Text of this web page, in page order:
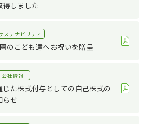
得しました
ステナビリティ
園のこども達へお祝いを贈呈
会社情報
た株式付与としての自己株式の
らせ